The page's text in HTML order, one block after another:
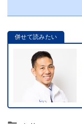
併せて読みたい